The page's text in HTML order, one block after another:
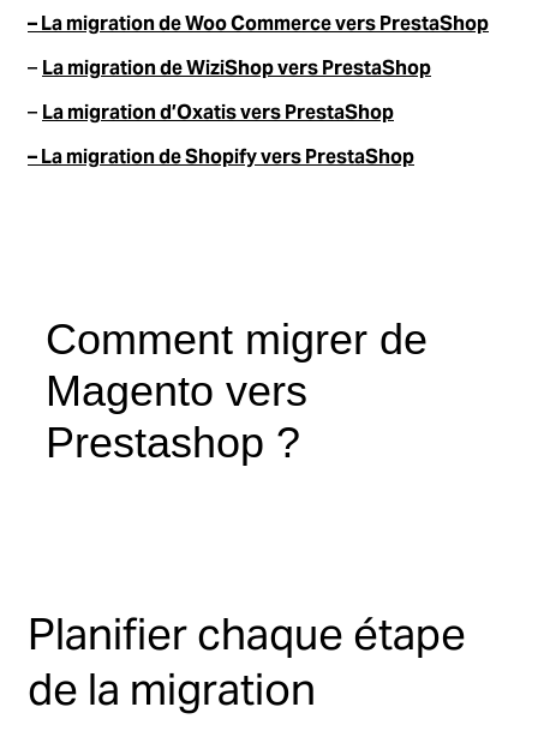
– La migration de Woo Commerce vers PrestaShop
– La migration de WiziShop vers PrestaShop
– La migration d’Oxatis vers PrestaShop
– La migration de Shopify vers PrestaShop
Comment migrer de
Magento vers
Prestashop ?
Planifier chaque étape
de la migration